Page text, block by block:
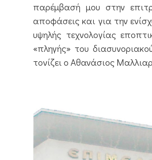
παρέμβασή μου στην
αποφάσεις και για την
υψηλής τεχνολογίας
«πληγής» του
τονίζει ο Αθανάσιος